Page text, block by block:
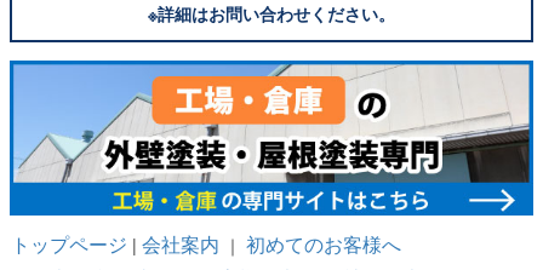
※詳細はお問い合わせください。
トップページ | 会社案内 ｜ 初めてのお客様へ